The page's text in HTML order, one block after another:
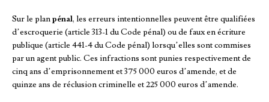
Sur le planpénal, les erreurs intentionnelles peuvent être qualifiées
d’escroquerie (article 313-1 du Code pénal) ou de faux en écriture
publique (article 441-4 du Code pénal) lorsqu’elles sont commises
par un agent public. Ces infractions sont punies respectivement de
cinq ans d’emprisonnement et 375 000 euros d’amende, et de
quinze ans de réclusion criminelle et 225 000 euros d’amende.